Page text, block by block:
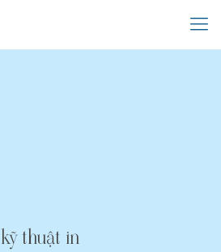
kỹ thuật in